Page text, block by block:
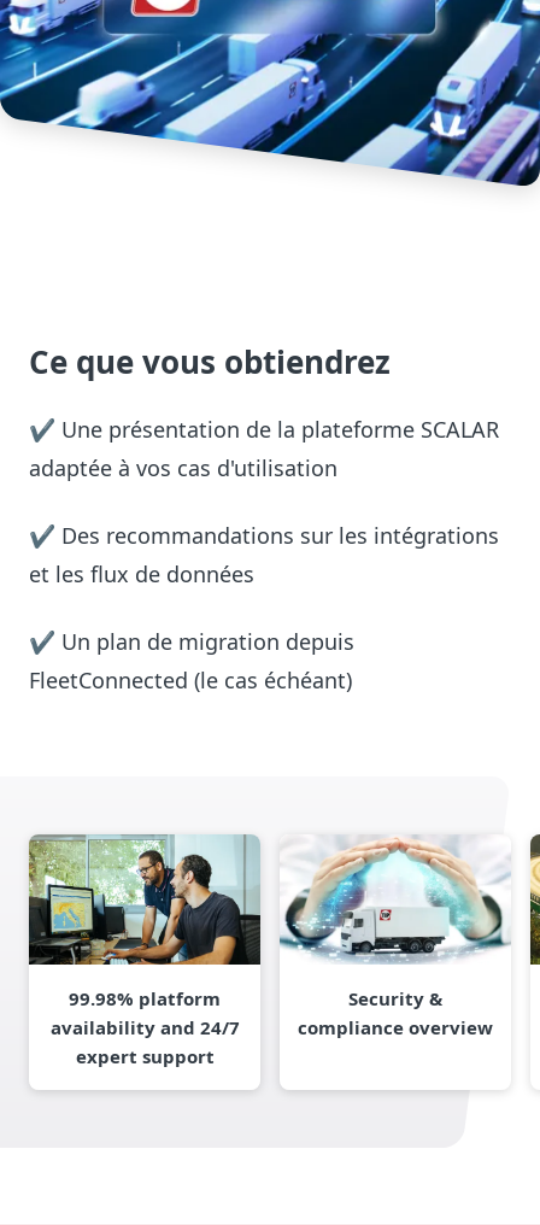
Ce que vous obtiendrez
✔ Une présentation de la plateforme SCALAR
adaptée à vos cas d'utilisation
✔ Des recommandations sur les intégrations
et les flux de données
✔ Un plan de migration depuis
FleetConnected (le cas échéant)
99.98% platform
availability and 24/7
expert support
Security &
compliance overview